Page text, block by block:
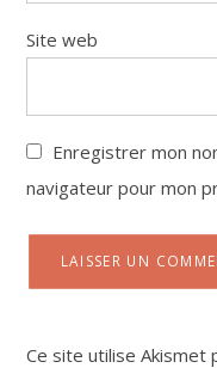
Site web
Enregistrer mon
navigateur pour mon
Ce site utilise Akismet